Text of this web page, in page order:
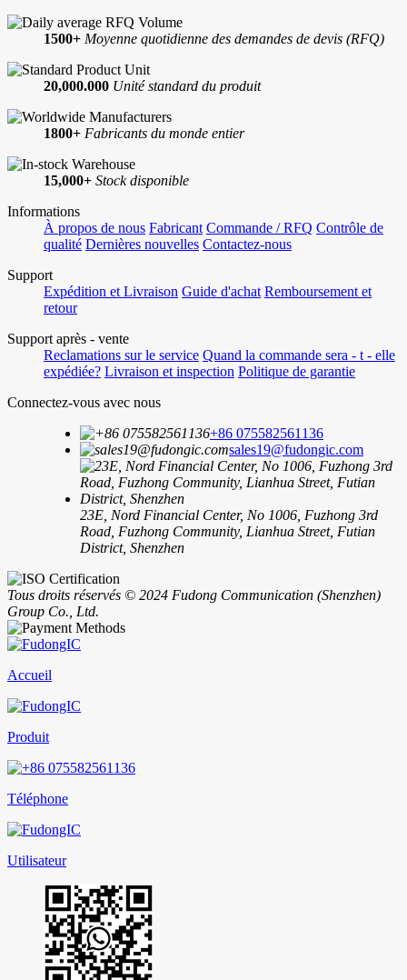
1500+ Moyenne quotidienne des demandes de devis (RFQ)
20,000.000 Unité standard du produit
1800+ Fabricants du monde entier
15,000+ Stock disponible
Informations
À propos de nous Fabricant Commande / RFQ Contrôle de
qualité Dernières nouvelles Contactez-nous
Support
Expédition et Livraison Guide d'achat Remboursement et
retour
Support après - vente
Reclamations sur le service Quand la commande sera - t - elle
expédiée? Livraison et inspection Politique de garantie
Connectez-vous avec nous
+86 075582561136
sales19@fudongic.com
23E, Nord Financial Center, No 1006, Fuzhong 3rd
Road, Fuzhong Community, Lianhua Street, Futian
District, Shenzhen
Tous droits réservés © 2024 Fudong Communication (Shenzhen)
Group Co., Ltd.
Accueil
Produit
Téléphone
Utilisateur